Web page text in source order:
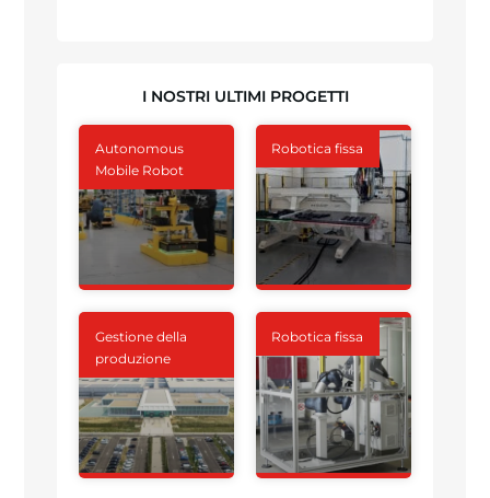
I NOSTRI ULTIMI PROGETTI
Autonomous
Mobile Robot
Robotica fissa
Gestione della
produzione
Robotica fissa